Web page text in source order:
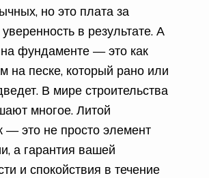
но это плата за
в результате. А
фундаменте — это как
на песке, который рано или
В мире строительства
многое. Литой
— это не просто элемент
а гарантия вашей
и спокойствия в течение